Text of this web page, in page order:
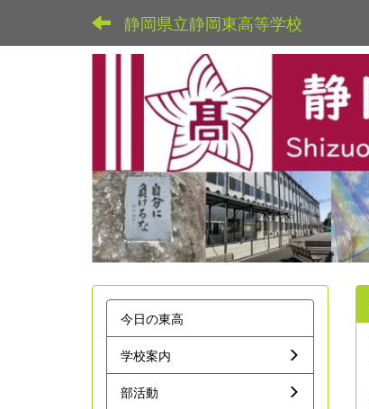
静岡県立静岡東高等学校
今日の東高
学校案内
部活動